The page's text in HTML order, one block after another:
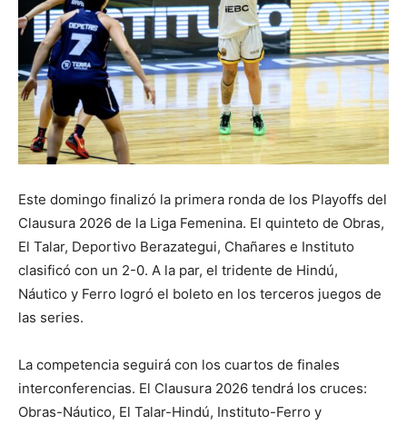
Este domingo finalizó la primera ronda de los Playoffs del
Clausura 2026 de la Liga Femenina. El quinteto de Obras,
El Talar, Deportivo Berazategui, Chañares e Instituto
clasificó con un 2-0. A la par, el tridente de Hindú,
Náutico y Ferro logró el boleto en los terceros juegos de
las series.
La competencia seguirá con los cuartos de finales
interconferencias. El Clausura 2026 tendrá los cruces:
Obras-Náutico, El Talar-Hindú, Instituto-Ferro y